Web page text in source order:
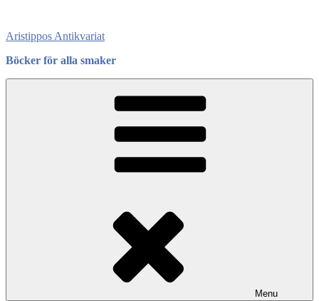
content
Aristippos Antikvariat
Böcker för alla smaker
Menu